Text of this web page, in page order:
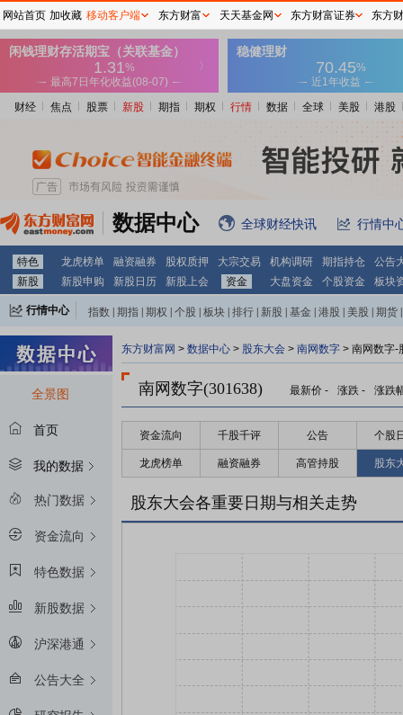
财经 焦点 股票 新股 期指 期权 行情 数据 全球 美股 港股
数据中心 全球财经快讯 行情中
特色 龙虎榜单 融资融券 股权质押 大宗交易 机构调研 期指持仓
公告
新股
新股申购 新股日历 新股上会 资金 大盘资金 个股资金 板块
行情中心 指数 期指 期权 个股 板块 排行 新股 基金 港股 美股 期货
全景图
首页
我的数据
热门数据
资金流向
特色数据
新股数据
沪深港通
公告大全
东方财富网 > 数据中心 > 股东大会 > 南网数字 > 南网数字-
南网数字(301638) 最新价 - 涨跌 - 涨跌
资金流向 千股千评 公告 个股
龙虎榜单 融资融券 高管持股 股东
股东大会各重要日期与相关走势
网站首页 加收藏 移动客户端 东方财富 天天基金网 东方财富证券 东方